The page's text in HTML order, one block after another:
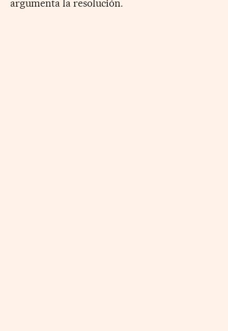
argumenta la resolución.